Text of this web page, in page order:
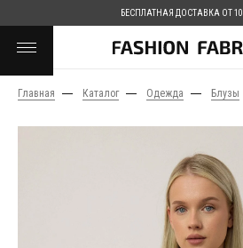
БЕСПЛАТНАЯ ДОСТАВКА ОТ 10
Главная Каталог Одежда Блузы